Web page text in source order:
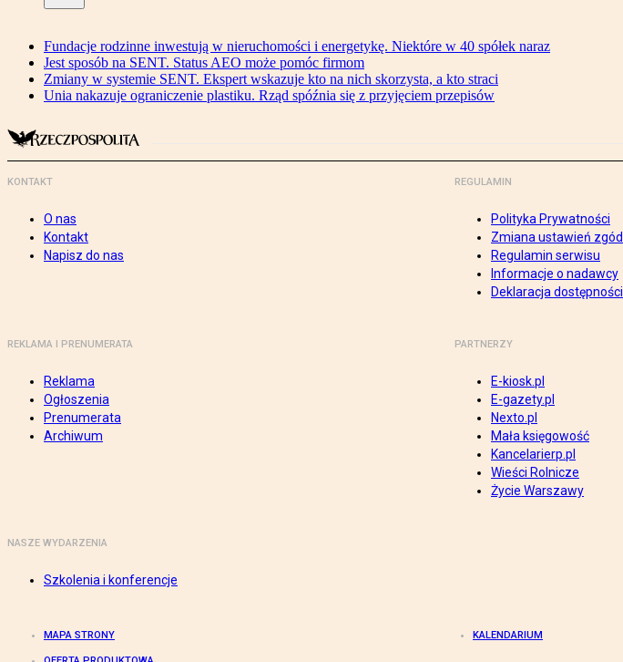
Fundacje rodzinne inwestują w nieruchomości i energetykę. Niektóre w 40 spółek naraz
Jest sposób na SENT. Status AEO może pomóc firmom
Zmiany w systemie SENT. Ekspert wskazuje kto na nich skorzysta, a kto straci
Unia nakazuje ograniczenie plastiku. Rząd spóźnia się z przyjęciem przepisów
KONTAKT
O nas
Kontakt
Napisz do nas
REGULAMIN
Polityka Prywatności
Zmiana ustawień zgód
Regulamin serwisu
Informacje o nadawcy
Deklaracja dostępności
REKLAMA I PRENUMERATA
Reklama
Ogłoszenia
Prenumerata
Archiwum
PARTNERZY
E-kiosk.pl
E-gazety.pl
Nexto.pl
Mała księgowość
Kancelarierp.pl
Wieści Rolnicze
Życie Warszawy
NASZE WYDARZENIA
Szkolenia i konferencje
MAPA STRONY KALENDARIUM